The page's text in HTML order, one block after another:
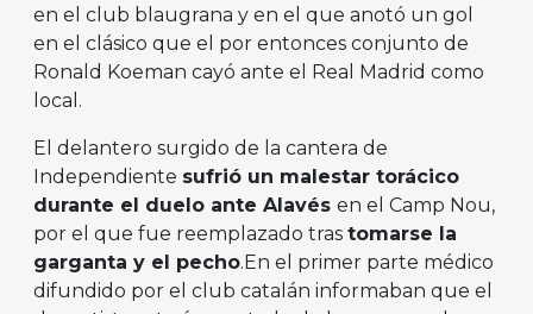
en el club blaugrana y en el que anotó un gol
en el clásico que el por entonces conjunto de
Ronald Koeman cayó ante el Real Madrid como
local.
El delantero surgido de la cantera de
Independiente sufrió un malestar torácico
durante el duelo ante Alavés en el Camp Nou,
por el que fue reemplazado tras tomarse la
garganta y el pecho.En el primer parte médico
difundido por el club catalán informaban que el